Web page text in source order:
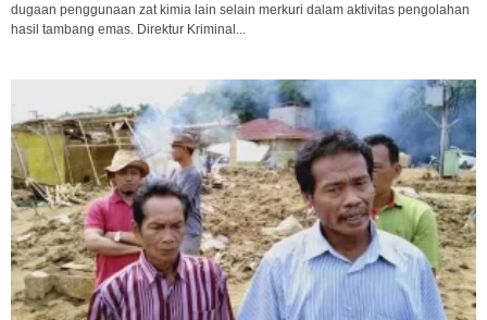
dugaan penggunaan zat kimia lain selain merkuri dalam aktivitas pengolahan
hasil tambang emas. Direktur Kriminal...